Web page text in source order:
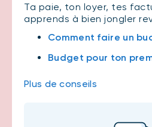
Ta paie, ton loyer, tes
apprends à bien jongler
Comment faire un
Budget pour ton
Plus de conseils